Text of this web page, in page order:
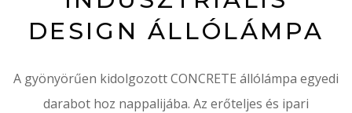
DESIGN ÁLLÓLÁMPA
A gyönyörűen kidolgozott CONCRETE állólámpa egyedi
darabot hoz nappalijába. Az erőteljes és ipari